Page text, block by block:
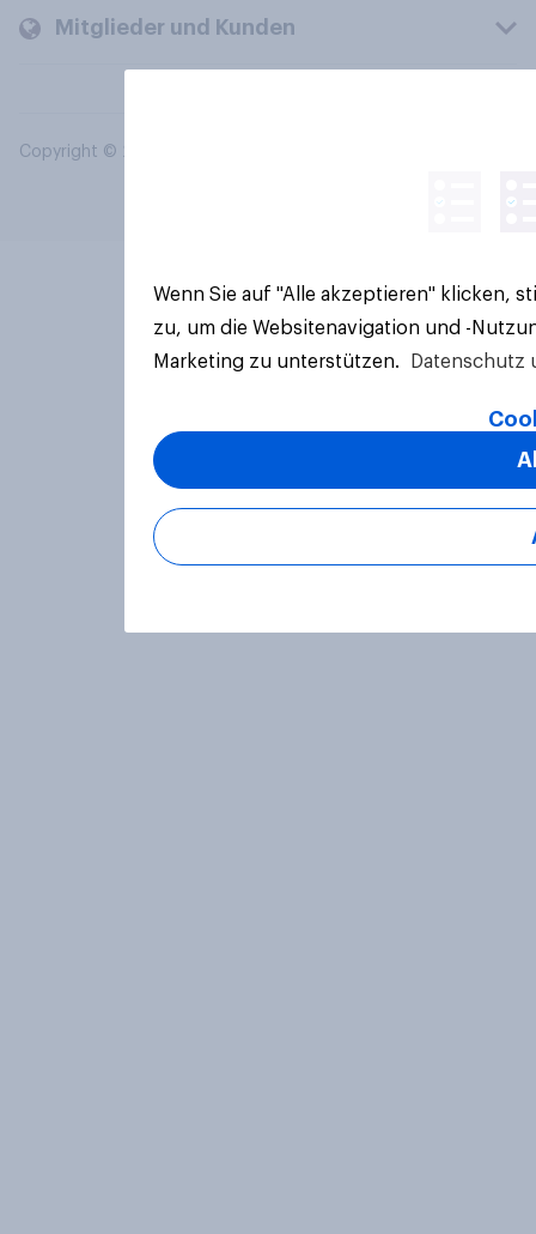
Mitglieder und Kunden
Copyright © 2026 YouGov PLC. Alle Rechte vorbehalten.
Wenn Sie auf "Alle akzeptieren" klicken,
zu, um die Websitenavigation und -
Marketing zu unterstützen.
Datenschutz